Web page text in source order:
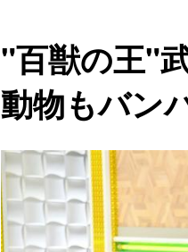
"百獣の王"
動物もバン